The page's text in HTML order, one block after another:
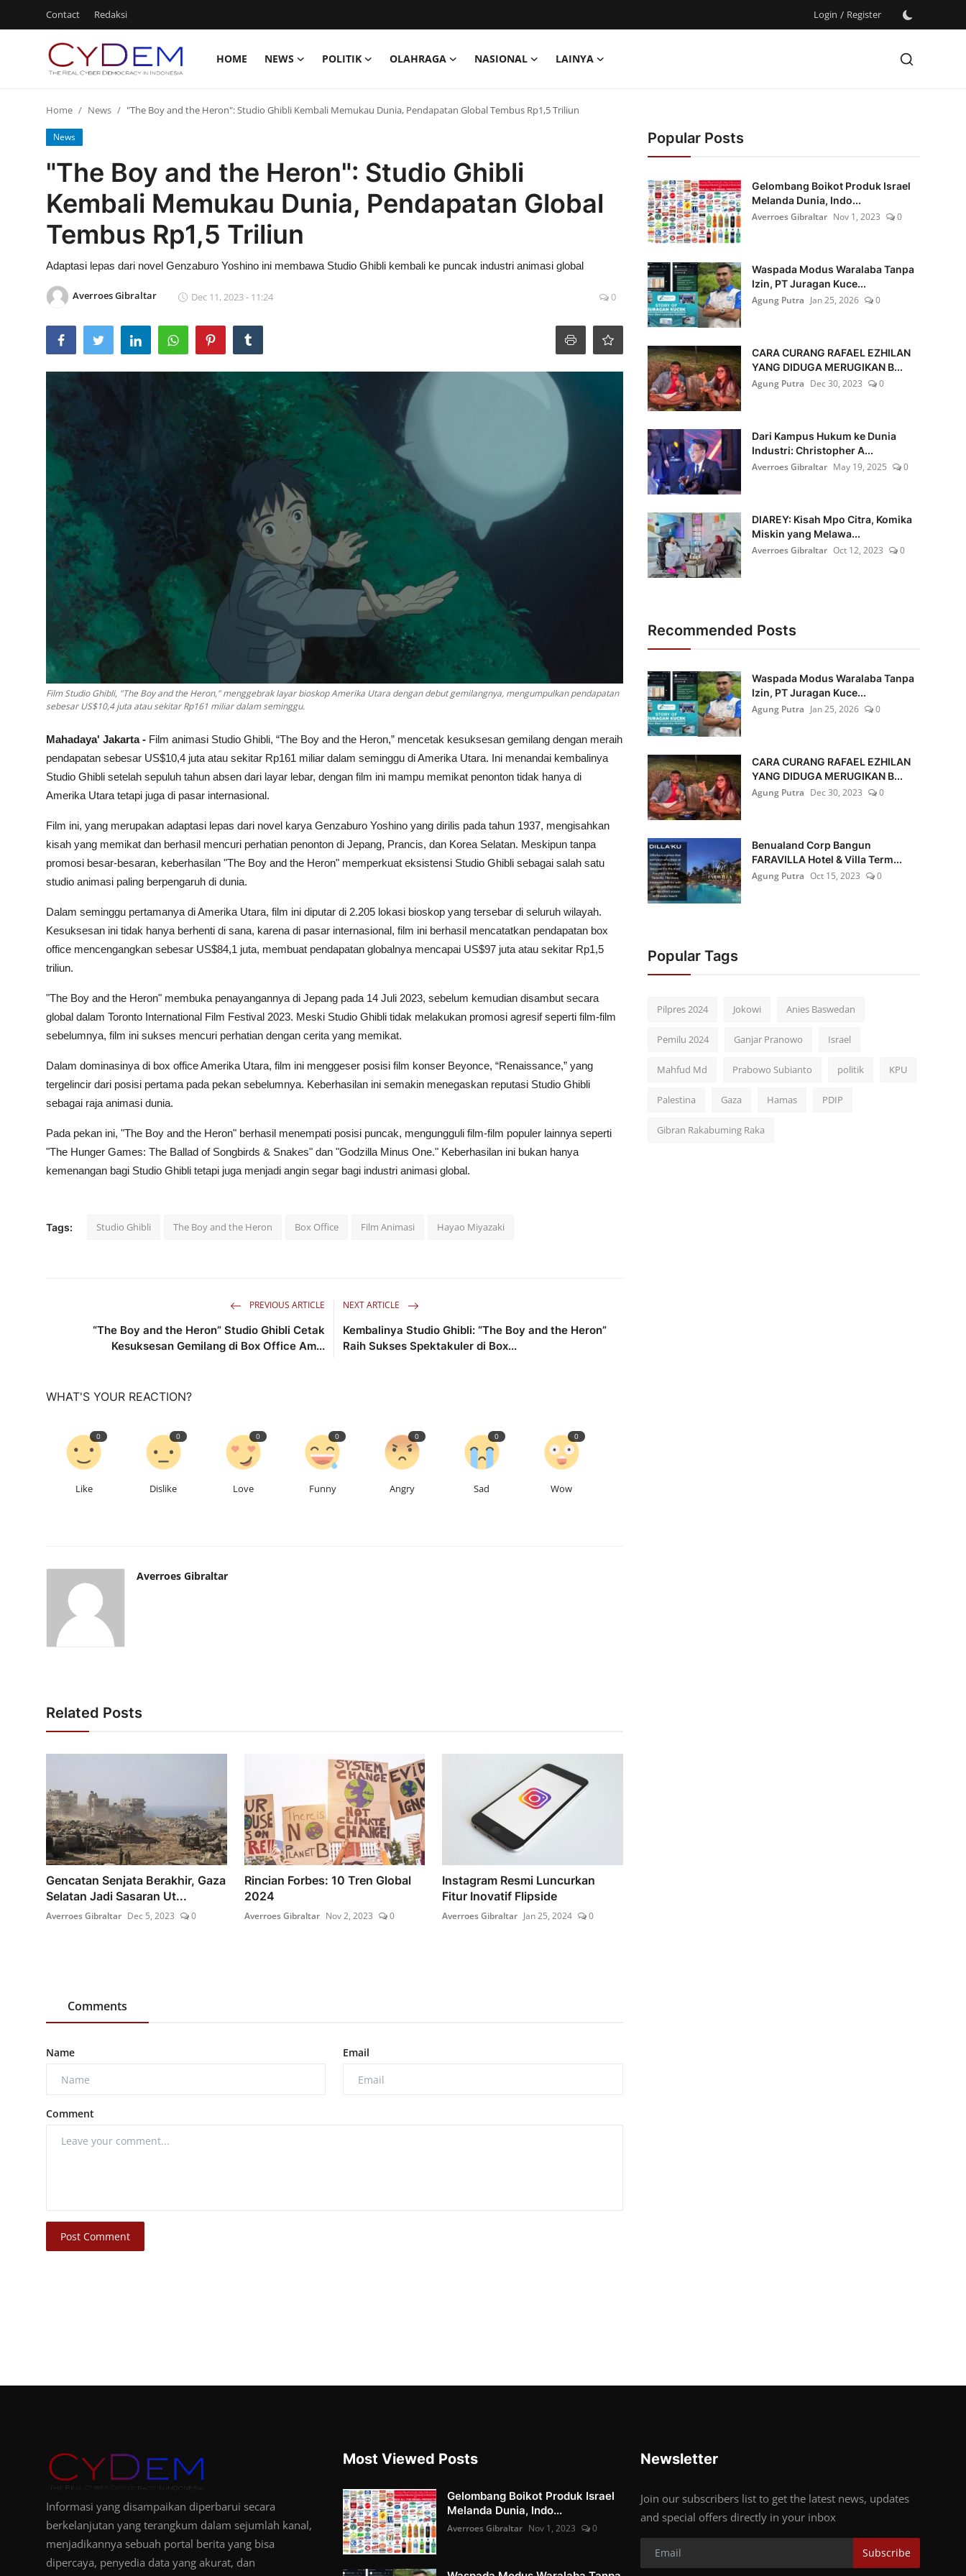
Contact Redaksi Login / Register
HOME NEWS POLITIK OLAHRAGA NASIONAL
LAINYA
Login
Register
Redaksi
Home News "The Boy and the Heron": Studio Ghibli Kembali Memukau Dunia, Pendapatan Global Tembus Rp1,5 Triliun
News
"The Boy and the Heron": Studio Ghibli
Kembali Memukau Dunia, Pendapatan Global
Tembus Rp1,5 Triliun
Adaptasi lepas dari novel Genzaburo Yoshino ini membawa Studio Ghibli kembali ke puncak industri animasi global
Averroes Gibraltar Dec 11, 2023 - 11:24 0
Film Studio Ghibli, "The Boy and the Heron," menggebrak layar bioskop Amerika Utara dengan debut gemilangnya, mengumpulkan pendapatan
sebesar US$10,4 juta atau sekitar Rp161 miliar dalam seminggu.
Mahadaya' Jakarta - Film animasi Studio Ghibli, “The Boy and the Heron,” mencetak kesuksesan gemilang dengan meraih
pendapatan sebesar US$10,4 juta atau sekitar Rp161 miliar dalam seminggu di Amerika Utara. Ini menandai kembalinya
Studio Ghibli setelah sepuluh tahun absen dari layar lebar, dengan film ini mampu memikat penonton tidak hanya di
Amerika Utara tetapi juga di pasar internasional.
Film ini, yang merupakan adaptasi lepas dari novel karya Genzaburo Yoshino yang dirilis pada tahun 1937, mengisahkan
kisah yang memikat dan berhasil mencuri perhatian penonton di Jepang, Prancis, dan Korea Selatan. Meskipun tanpa
promosi besar-besaran, keberhasilan "The Boy and the Heron" memperkuat eksistensi Studio Ghibli sebagai salah satu
studio animasi paling berpengaruh di dunia.
Dalam seminggu pertamanya di Amerika Utara, film ini diputar di 2.205 lokasi bioskop yang tersebar di seluruh wilayah.
Kesuksesan ini tidak hanya berhenti di sana, karena di pasar internasional, film ini berhasil mencatatkan pendapatan box
office mencengangkan sebesar US$84,1 juta, membuat pendapatan globalnya mencapai US$97 juta atau sekitar Rp1,5
triliun.
"The Boy and the Heron" membuka penayangannya di Jepang pada 14 Juli 2023, sebelum kemudian disambut secara
global dalam Toronto International Film Festival 2023. Meski Studio Ghibli tidak melakukan promosi agresif seperti film-film
sebelumnya, film ini sukses mencuri perhatian dengan cerita yang memikat.
Dalam dominasinya di box office Amerika Utara, film ini menggeser posisi film konser Beyonce, “Renaissance,” yang
tergelincir dari posisi pertama pada pekan sebelumnya. Keberhasilan ini semakin menegaskan reputasi Studio Ghibli
sebagai raja animasi dunia.
Pada pekan ini, "The Boy and the Heron" berhasil menempati posisi puncak, mengungguli film-film populer lainnya seperti
"The Hunger Games: The Ballad of Songbirds & Snakes" dan "Godzilla Minus One." Keberhasilan ini bukan hanya
kemenangan bagi Studio Ghibli tetapi juga menjadi angin segar bagi industri animasi global.
Tags: Studio Ghibli The Boy and the Heron Box Office Film Animasi Hayao Miyazaki
PREVIOUS ARTICLE
“The Boy and the Heron” Studio Ghibli Cetak
Kesuksesan Gemilang di Box Office Am...
NEXT ARTICLE
Kembalinya Studio Ghibli: “The Boy and the Heron”
Raih Sukses Spektakuler di Box...
WHAT'S YOUR REACTION?
0
Like
0
Dislike
0
Love
0
Funny
0
Angry
0
Sad
0
Wow
Averroes Gibraltar
Related Posts
Gencatan Senjata Berakhir, Gaza
Selatan Jadi Sasaran Ut...
Averroes Gibraltar Dec 5, 2023 0
Rincian Forbes: 10 Tren Global
2024
Averroes Gibraltar Nov 2, 2023 0
Instagram Resmi Luncurkan
Fitur Inovatif Flipside
Averroes Gibraltar Jan 25, 2024 0
Comments
Name Email
Comment
Post Comment
Popular Posts
Gelombang Boikot Produk Israel
Melanda Dunia, Indo...
Averroes Gibraltar Nov 1, 2023 0
Waspada Modus Waralaba Tanpa
Izin, PT Juragan Kuce...
Agung Putra Jan 25, 2026 0
CARA CURANG RAFAEL EZHILAN
YANG DIDUGA MERUGIKAN B...
Agung Putra Dec 30, 2023 0
Dari Kampus Hukum ke Dunia
Industri: Christopher A...
Averroes Gibraltar May 19, 2025 0
DIAREY: Kisah Mpo Citra, Komika
Miskin yang Melawa...
Averroes Gibraltar Oct 12, 2023 0
Recommended Posts
Waspada Modus Waralaba Tanpa
Izin, PT Juragan Kuce...
Agung Putra Jan 25, 2026 0
CARA CURANG RAFAEL EZHILAN
YANG DIDUGA MERUGIKAN B...
Agung Putra Dec 30, 2023 0
Benualand Corp Bangun
FARAVILLA Hotel & Villa Term...
Agung Putra Oct 15, 2023 0
Popular Tags
Pilpres 2024 Jokowi Anies Baswedan
Pemilu 2024 Ganjar Pranowo Israel
Mahfud Md Prabowo Subianto politik KPU
Palestina Gaza Hamas PDIP
Gibran Rakabuming Raka
Informasi yang disampaikan diperbarui secara
berkelanjutan yang terangkum dalam sejumlah kanal,
menjadikannya sebuah portal berita yang bisa
dipercaya, penyedia data yang akurat, dan
Most Viewed Posts
Gelombang Boikot Produk Israel
Melanda Dunia, Indo...
Averroes Gibraltar Nov 1, 2023 0
Newsletter
Join our subscribers list to get the latest news, updates
and special offers directly in your inbox
Subscribe